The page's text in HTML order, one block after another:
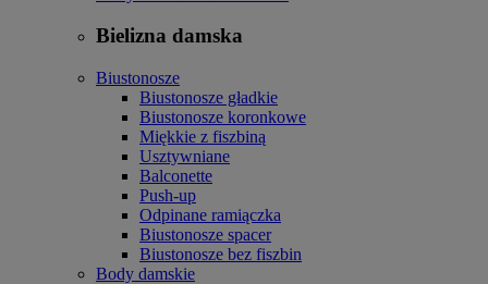
Bielizna damska
Biustonosze
Biustonosze gładkie
Biustonosze koronkowe
Miękkie z fiszbiną
Usztywniane
Balconette
Push-up
Odpinane ramiączka
Biustonosze spacer
Biustonosze bez fiszbin
Body damskie